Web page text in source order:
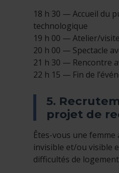
18 h 30 — Accueil du
technologique
19 h 00 — Atelier/
20 h 00 — Spectacle
21 h 30 — Rencontre
22 h 15 — Fin de
5.
projet de
Êtes-vous une
invisible et/ou visible
difficultés de